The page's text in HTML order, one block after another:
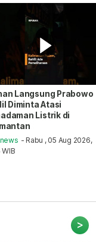
Langsung Prabowo
Diminta Atasi
Listrik di
- Rabu , 05 Aug 2026,
WIB
>